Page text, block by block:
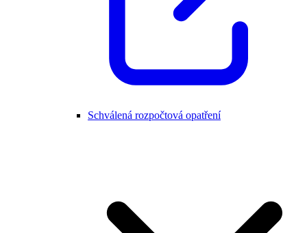
Schválená rozpočtová opatření